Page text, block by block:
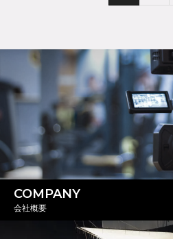
COMPANY
会社概要